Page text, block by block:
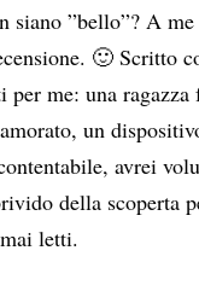
siano ”bello”? A
🙂 Scritto
me: una
un
avrei
della scoperta
letti.